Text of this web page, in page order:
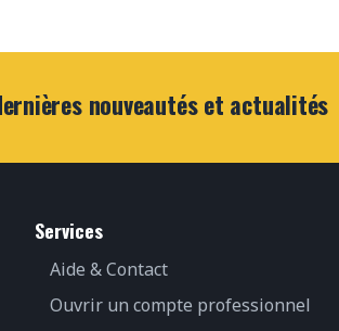
nouveautés et actualités
Services
Aide & Contact
Ouvrir un compte professionnel